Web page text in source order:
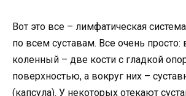
Вот это все – лимфатическая
по всем суставам. Все очень просто:
коленный – две кости с гладкой
поверхностью, а вокруг них –
(капсула). У некоторых отекают